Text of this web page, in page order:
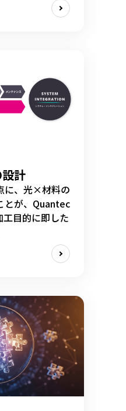
計
に、光×材料の
とが、Quantec
工目的に即した